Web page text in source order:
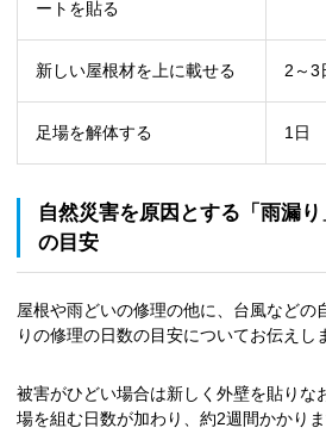
ートを貼る
新しい屋根材を上に載せる 2～3
足場を解体する 1日
自然災害を原因とする「雨漏
の目安
屋根や雨どいの修理の他に、台風などの
りの修理の日数の目安についてお伝えし
被害がひどい場合は新しく外壁を貼りな
場を組む日数が加わり、約2週間かかりま